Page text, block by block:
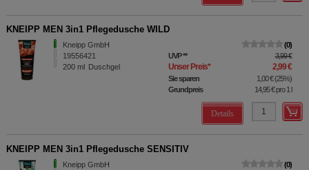
KNEIPP MEN 3in1 Pflegedusche WILD
Kneipp GmbH
19556421
200 ml Duschgel
0
UVP** 3,99 €
Unser Preis* 2,99 €
Sie sparen 1,00 €(25%)
Grundpreis
14,95 €pro 1 l
Details
KNEIPP MEN 3in1 Pflegedusche SENSITIV
Kneipp GmbH
0